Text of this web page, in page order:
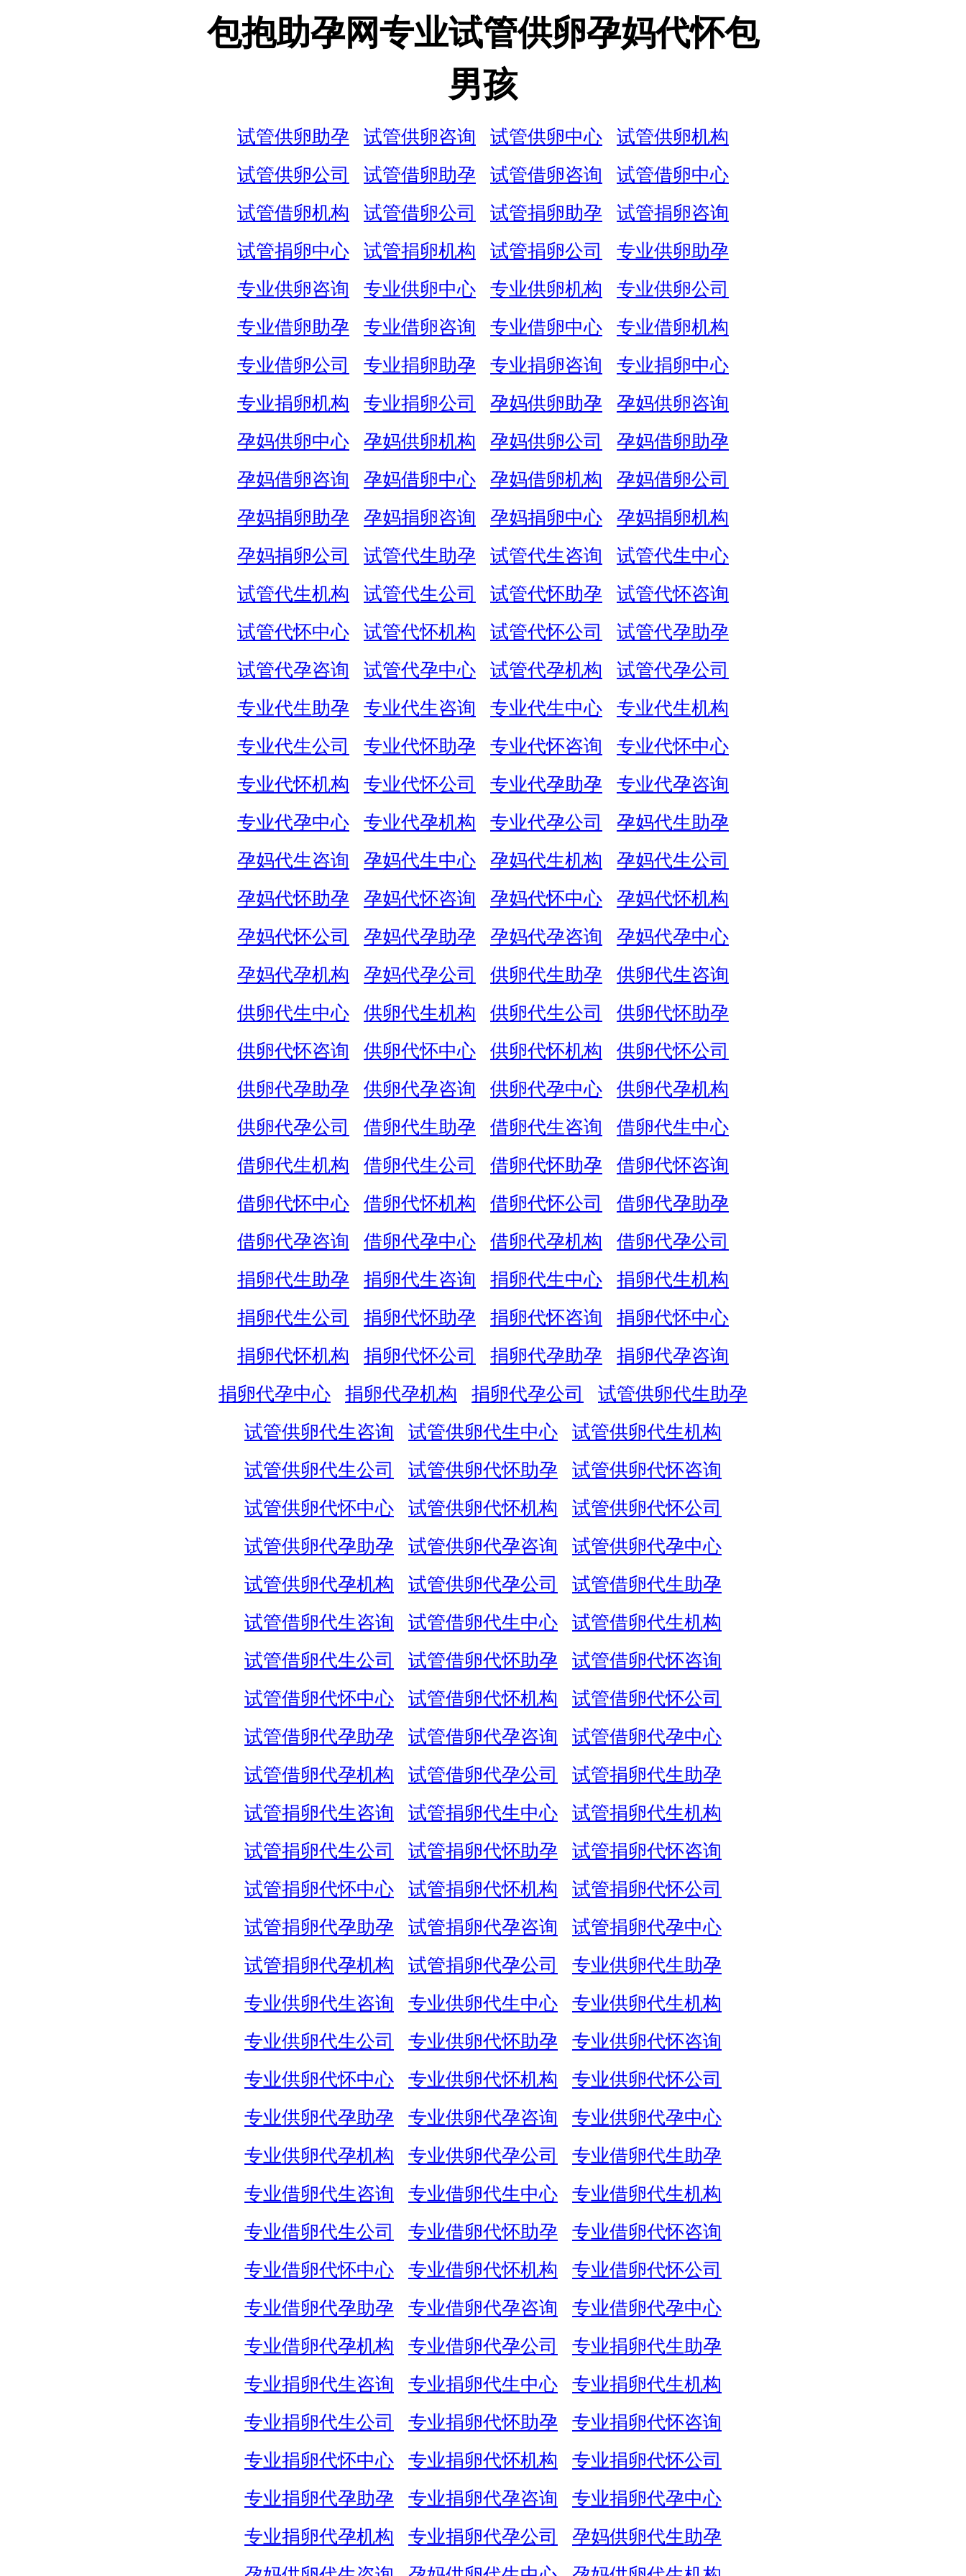
包抱助孕网专业试管供卵孕妈代怀包
男孩
试管供卵助孕 试管供卵咨询 试管供卵中心
试管供卵机构
试管供卵公司
试管借卵助孕 试管借卵咨询
试管借卵中心
试管借卵机构
试管借卵公司 试管捐卵助孕
试管捐卵咨询
试管捐卵中心
试管捐卵机构 试管捐卵公司
专业供卵助孕
专业供卵咨询
专业供卵中心 专业供卵机构
专业供卵公司
专业借卵助孕
专业借卵咨询 专业借卵中心
专业借卵机构
专业借卵公司
专业捐卵助孕 专业捐卵咨询
专业捐卵中心
专业捐卵机构
专业捐卵公司 孕妈供卵助孕
孕妈供卵咨询
孕妈供卵中心
孕妈供卵机构 孕妈供卵公司
孕妈借卵助孕
孕妈借卵咨询
孕妈借卵中心 孕妈借卵机构
孕妈借卵公司
孕妈捐卵助孕
孕妈捐卵咨询 孕妈捐卵中心
孕妈捐卵机构
孕妈捐卵公司
试管代生助孕 试管代生咨询
试管代生中心
试管代生机构
试管代生公司 试管代怀助孕
试管代怀咨询
试管代怀中心
试管代怀机构 试管代怀公司
试管代孕助孕
试管代孕咨询
试管代孕中心 试管代孕机构
试管代孕公司
专业代生助孕
专业代生咨询 专业代生中心
专业代生机构
专业代生公司
专业代怀助孕 专业代怀咨询
专业代怀中心
专业代怀机构
专业代怀公司 专业代孕助孕
专业代孕咨询
专业代孕中心
专业代孕机构 专业代孕公司
孕妈代生助孕
孕妈代生咨询
孕妈代生中心 孕妈代生机构
孕妈代生公司
孕妈代怀助孕
孕妈代怀咨询 孕妈代怀中心
孕妈代怀机构
孕妈代怀公司
孕妈代孕助孕 孕妈代孕咨询
孕妈代孕中心
孕妈代孕机构
孕妈代孕公司 供卵代生助孕
供卵代生咨询
供卵代生中心
供卵代生机构 供卵代生公司
供卵代怀助孕
供卵代怀咨询
供卵代怀中心 供卵代怀机构
供卵代怀公司
供卵代孕助孕
供卵代孕咨询 供卵代孕中心
供卵代孕机构
供卵代孕公司
借卵代生助孕 借卵代生咨询
借卵代生中心
借卵代生机构
借卵代生公司 借卵代怀助孕
借卵代怀咨询
借卵代怀中心
借卵代怀机构 借卵代怀公司
借卵代孕助孕
借卵代孕咨询
借卵代孕中心 借卵代孕机构
借卵代孕公司
捐卵代生助孕
捐卵代生咨询 捐卵代生中心
捐卵代生机构
捐卵代生公司
捐卵代怀助孕 捐卵代怀咨询
捐卵代怀中心
捐卵代怀机构
捐卵代怀公司 捐卵代孕助孕
捐卵代孕咨询
捐卵代孕中心
捐卵代孕机构 捐卵代孕公司
试管供卵代生助孕
试管供卵代生咨询
试管供卵代生中心
试管供卵代生机构
试管供卵代生公司
试管供卵代怀助孕
试管供卵代怀咨询
试管供卵代怀中心
试管供卵代怀机构
试管供卵代怀公司
试管供卵代孕助孕
试管供卵代孕咨询
试管供卵代孕中心
试管供卵代孕机构
试管供卵代孕公司
试管借卵代生助孕
试管借卵代生咨询
试管借卵代生中心
试管借卵代生机构
试管借卵代生公司
试管借卵代怀助孕
试管借卵代怀咨询
试管借卵代怀中心
试管借卵代怀机构
试管借卵代怀公司
试管借卵代孕助孕
试管借卵代孕咨询
试管借卵代孕中心
试管借卵代孕机构
试管借卵代孕公司
试管捐卵代生助孕
试管捐卵代生咨询
试管捐卵代生中心
试管捐卵代生机构
试管捐卵代生公司
试管捐卵代怀助孕
试管捐卵代怀咨询
试管捐卵代怀中心
试管捐卵代怀机构
试管捐卵代怀公司
试管捐卵代孕助孕
试管捐卵代孕咨询
试管捐卵代孕中心
试管捐卵代孕机构
试管捐卵代孕公司
专业供卵代生助孕
专业供卵代生咨询
专业供卵代生中心
专业供卵代生机构
专业供卵代生公司
专业供卵代怀助孕
专业供卵代怀咨询
专业供卵代怀中心
专业供卵代怀机构
专业供卵代怀公司
专业供卵代孕助孕
专业供卵代孕咨询
专业供卵代孕中心
专业供卵代孕机构
专业供卵代孕公司
专业借卵代生助孕
专业借卵代生咨询
专业借卵代生中心
专业借卵代生机构
专业借卵代生公司
专业借卵代怀助孕
专业借卵代怀咨询
专业借卵代怀中心
专业借卵代怀机构
专业借卵代怀公司
专业借卵代孕助孕
专业借卵代孕咨询
专业借卵代孕中心
专业借卵代孕机构
专业借卵代孕公司
专业捐卵代生助孕
专业捐卵代生咨询
专业捐卵代生中心
专业捐卵代生机构
专业捐卵代生公司
专业捐卵代怀助孕
专业捐卵代怀咨询
专业捐卵代怀中心
专业捐卵代怀机构
专业捐卵代怀公司
专业捐卵代孕助孕
专业捐卵代孕咨询
专业捐卵代孕中心
专业捐卵代孕机构
专业捐卵代孕公司
孕妈供卵代生助孕